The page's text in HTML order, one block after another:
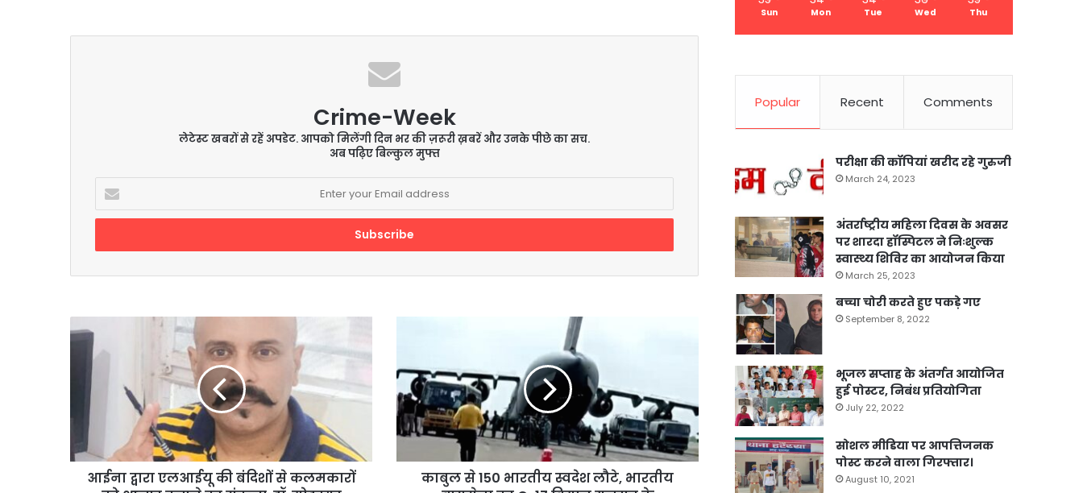
Crime-Week
लेटेस्ट खबरों से रहें अपडेट. आपको मिलेंगी दिन भर की ज़रूरी ख़बरें और उनके पीछे का सच.
अब पढ़िए बिल्कुल मुफ्त
Enter
your
Email
द्वारा
एलआईयू
बंदिशों
कलमकारों
आज़ाद
करानेआईना द्वारा एलआईयू की बंदिशों से कलमकारों
भारतीय
स्वदेश
लौटे,
भारतीय
का
काबुल से 150 भारतीय स्वदेश लौटे, भारतीय
Sun Mon Tue Wed Thu
Popular Recent Comments
परीक्षा की कॉपियां खरीद रहे गुरुजी
March 24, 2023
अंतर्राष्ट्रीय महिला दिवस के अवसर
पर शारदा हॉस्पिटल ने निःशुल्क
स्वास्थ्य शिविर का आयोजन किया
March 25, 2023
बच्चा चोरी करते हुए पकड़े गए
September 8, 2022
भूजल सप्ताह के अंतर्गत आयोजित
हुई पोस्टर, निबंध प्रतियोगिता
July 22, 2022
सोशल मीडिया पर आपत्तिजनक
पोस्ट करने वाला गिरफ्तार।
August 10, 2021